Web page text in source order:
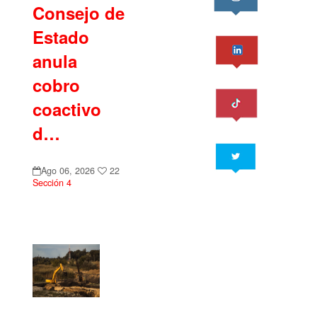
Consejo de
Estado
anula
cobro
coactivo
d…
Ago 06, 2026
22
Sección 4